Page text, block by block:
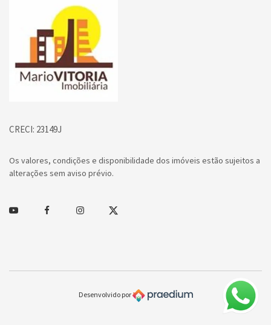
CRECI: 23149J
Os valores, condições e disponibilidade dos imóveis estão sujeitos a
alterações sem aviso prévio.
Youtube FacebookInstagramTwitter
Desenvolvido por